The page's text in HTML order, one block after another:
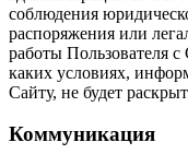
соблюдения
распоряжения или
работы Пользователя
каких условиях,
Сайту, не будет
Коммуникация